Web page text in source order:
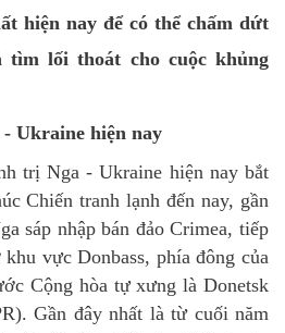
hiện nay để có thể chấm dứt
tìm lối thoát cho cuộc khủng
- Ukraine hiện nay
trị Nga - Ukraine hiện nay bắt
Chiến tranh lạnh đến nay, gần
sáp nhập bán đảo Crimea, tiếp
vực Donbass, phía đông của
Cộng hòa tự xưng là Donetsk
Gần đây nhất là từ cuối năm